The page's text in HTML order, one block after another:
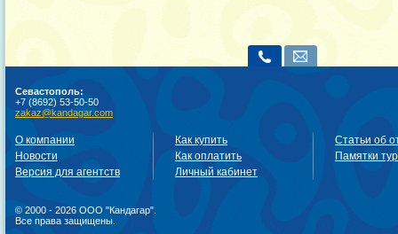
Севастополь:
+7 (8692) 53-50-50
zakaz@kandagar.com
О компании
Новости
Версия для агентств
Как купить
Как оплатить
Личный кабинет
Статьи об
Памятки
© 2000 - 2026 ООО "Кандагар".
Все права защищены.